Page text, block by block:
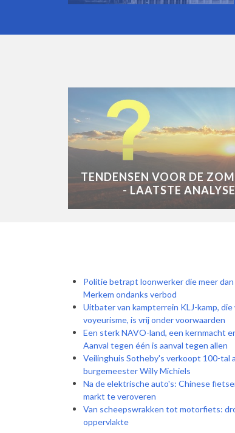
TENDENSEN VOOR DE
- LAATSTE ANALYSE
Politie betrapt loonwerker die meer
Merkem ondanks verbod
Uitbater van kampterrein KLJ-kamp,
voyeurisme, is vrij onder voorwaarden
Een sterk NAVO-land, een kernmacht
Aanval tegen één is aanval tegen allen
Veilinghuis Sotheby's verkoopt 100-tal
burgemeester Willy Michiels
Na de elektrische auto's: Chinese
markt te veroveren
Van scheepswrakken tot motorfiets:
oppervlakte